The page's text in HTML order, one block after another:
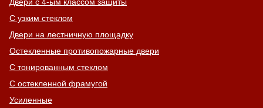
С узким стеклом
Двери на лестничную площадку
Остекленные противопожарные двери
С тонированным стеклом
С остекленной фрамугой
Усиленные